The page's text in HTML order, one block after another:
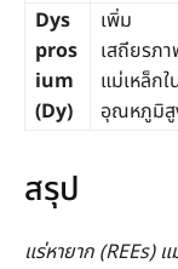
Dys
pros
ium
(Dy)
เพิ่ม
เสถียรภ
แม่เหล็กใ
อุณหภูมิ
สรุป
แร่หายาก (REEs)